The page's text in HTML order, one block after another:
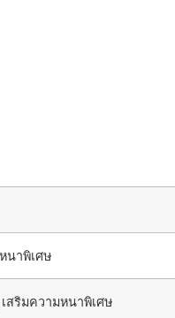
นาพิเศษ
สริมความหนาพิเศษ